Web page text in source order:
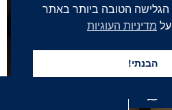
הגלישה הטובה ביותר באתר
מדיניות העוגיות
הבנתי!